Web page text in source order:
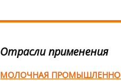
Отрасли применения
МОЛОЧНАЯ